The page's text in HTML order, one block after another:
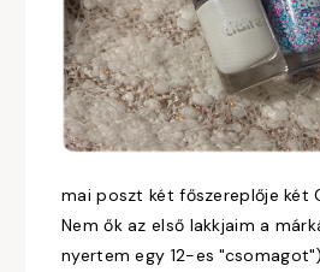
mai poszt két főszereplője két
Nem ők az első lakkjaim a
nyertem egy 12-es